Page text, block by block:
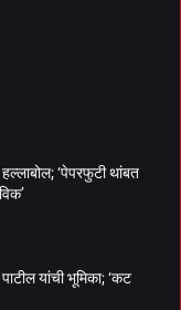
‘पेपरफुटी थांबत
यांची भूमिका; ‘कट